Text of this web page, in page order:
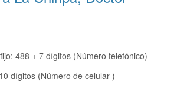
488 + 7 dígitos (Número telefónico)
dígitos (Número de celular )